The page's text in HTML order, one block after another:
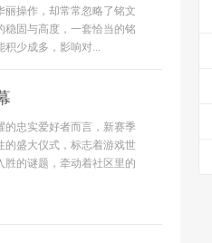
丽操作，却常常忽略了铭文
固与高度，一套恰当的铭
少成多，影响对...
的忠实爱好者而言，新赛季
的盛大仪式，标志着游戏世
的谜题，牵动着社区里的